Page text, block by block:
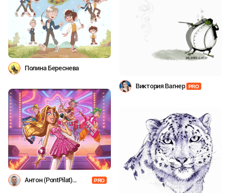
Полина Береснева
Виктория Вагнер PRO
Антон (PontPilat)
PRO